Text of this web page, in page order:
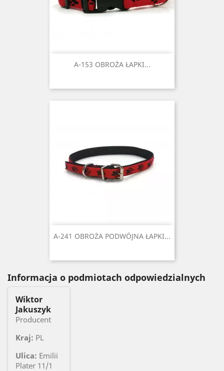
A-153 OBROŻA ŁAPKI...
A-241 OBROŻA PODWÓJNA ŁAPKI...
Informacja o podmiotach odpowiedzialnych
Wiktor
Jakuszyk
Producent
Kraj: PL
Ulica: Emilii
Plater 11/1